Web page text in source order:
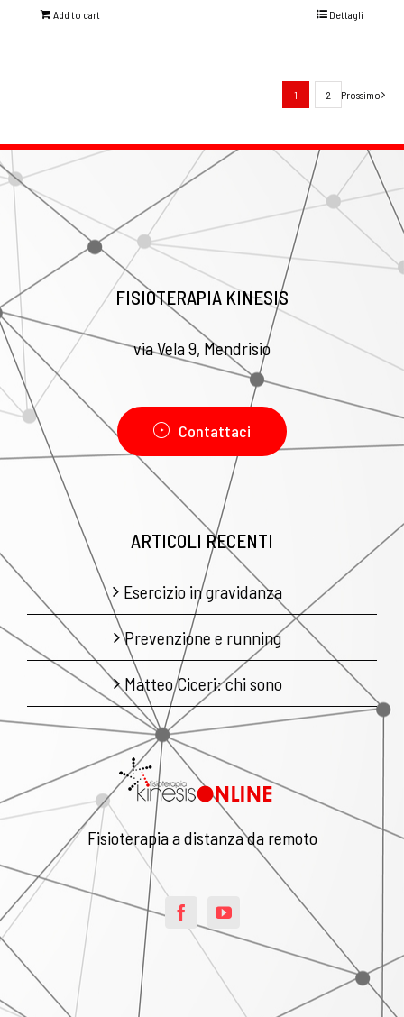
Add to cart Dettagli
1 2 Prossimo
FISIOTERAPIA KINESIS
via Vela 9, Mendrisio
Contattaci
ARTICOLI RECENTI
Esercizio in gravidanza
Prevenzione e running
Matteo Ciceri: chi sono
Fisioterapia a distanza da remoto